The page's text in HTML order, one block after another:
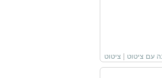
עם ציטוט | ציטוט